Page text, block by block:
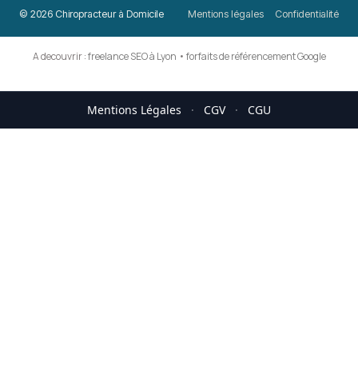
© 2026 Chiropracteur à Domicile Mentions légales Confidentialité
A decouvrir :freelance SEO à Lyon • forfaits de référencement Google
Mentions Légales · CGV · CGU